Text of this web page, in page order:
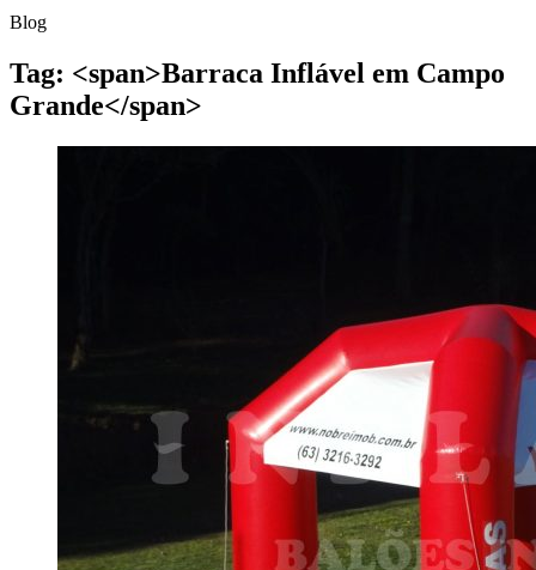
Blog
Tag: <span>Barraca Inflável em Campo
Grande</span>